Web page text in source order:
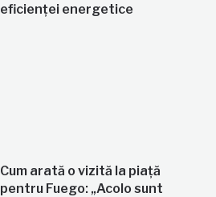
eficienței energetice
Cum arată o vizită la piață
pentru Fuego: „Acolo sunt